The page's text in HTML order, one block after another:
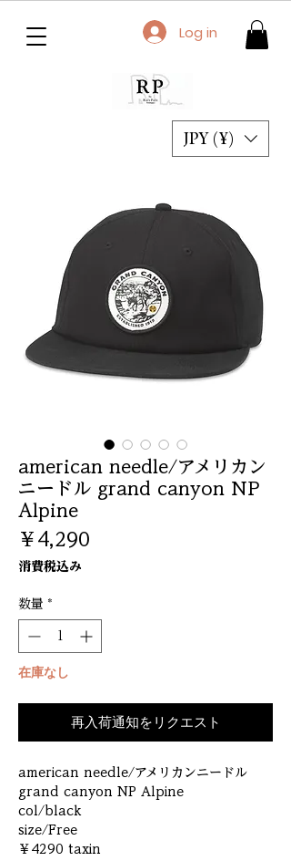
JPY (¥)
Log in
american needle/アメリカン
ニードル grand canyon NP
Alpine
￥4,290
消費税込み
数量 *
在庫なし
再入荷通知をリクエスト
american needle/アメリカンニードル
grand canyon NP Alpine
col/black
size/Free
￥4290 taxin